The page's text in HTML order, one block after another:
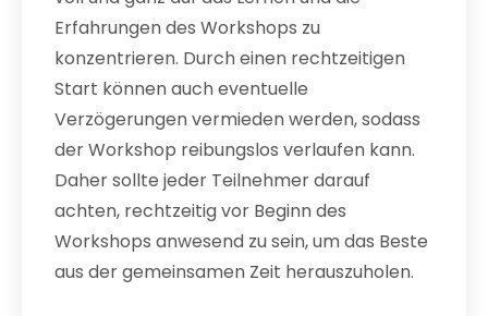
Erfahrungen des Workshops zu
konzentrieren. Durch einen rechtzeitigen
Start können auch eventuelle
Verzögerungen vermieden werden, sodass
der Workshop reibungslos verlaufen kann.
Daher sollte jeder Teilnehmer darauf
achten, rechtzeitig vor Beginn des
Workshops anwesend zu sein, um das Beste
aus der gemeinsamen Zeit herauszuholen.